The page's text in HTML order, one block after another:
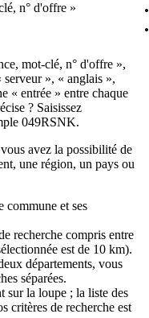
n° d'offre »
mot-clé, n° d'offre »,
», « anglais »,
« entrée » entre chaque
? Saisissez
049RSNK.
avez la possibilité de
une région, un pays ou
commune et ses
recherche compris entre
est de 10 km).
départements, vous
séparées.
sur la loupe ; la liste des
critères de recherche est